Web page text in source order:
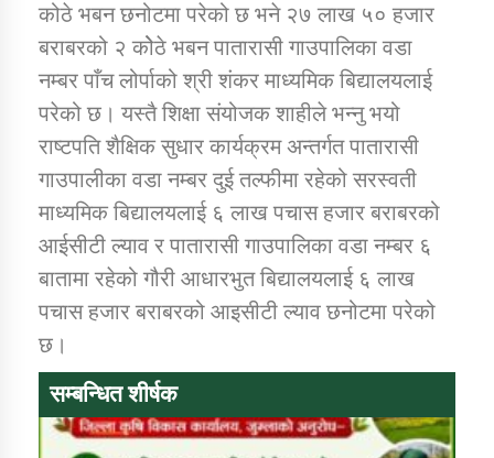
कार्यक्रम कार्यान्वयन एकाई जुम्लाको सुचना
कोठे भबन छनोटमा परेको छ भने २७ लाख ५० हजार
बराबरको २ कोेठे भबन पातारासी गाउपालिका वडा
नम्बर पाँच लोर्पाको श्री शंकर माध्यमिक बिद्यालयलाई
परेको छ। यस्तै शिक्षा संयोजक शाहीले भन्नु भयो
राष्टपति शैक्षिक सुधार कार्यक्रम अन्तर्गत पातारासी
गाउपालीका वडा नम्बर दुई तल्फीमा रहेको सरस्वती
माध्यमिक बिद्यालयलाई ६ लाख पचास हजार बराबरको
आईसीटी ल्याव र पातारासी गाउपालिका वडा नम्बर ६
बातामा रहेको गौरी आधारभुत बिद्यालयलाई ६ लाख
पचास हजार बराबरको आइसीटी ल्याव छनोटमा परेको
छ।
सम्बन्धित शीर्षक